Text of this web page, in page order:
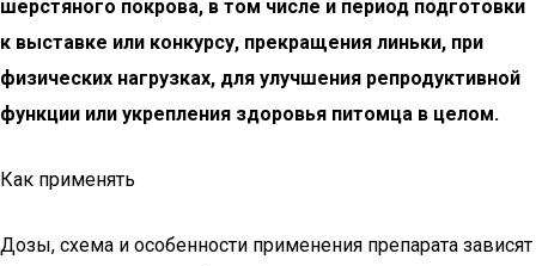
шерстяного покрова, в том числе и период подготовки
к выставке или конкурсу, прекращения линьки, при
физических нагрузках, для улучшения репродуктивной
функции или укрепления здоровья питомца в целом.
Как применять
Дозы, схема и особенности применения препарата зависят